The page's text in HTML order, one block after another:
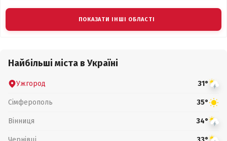
ПОКАЗАТИ ІНШІ ОБЛАСТІ
Найбільші міста в Україні
Ужгород 31°
Сімферополь 35°
Вінниця 34°